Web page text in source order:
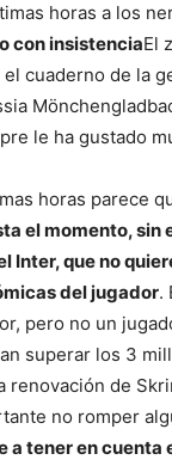
horas a los
con insistenciaEl
cuaderno de la
le ha gustado
horas parece
el momento, sin
Inter, que no
del jugador.
pero no un
superar los 3
renovación de
no romper
a tener en cuenta